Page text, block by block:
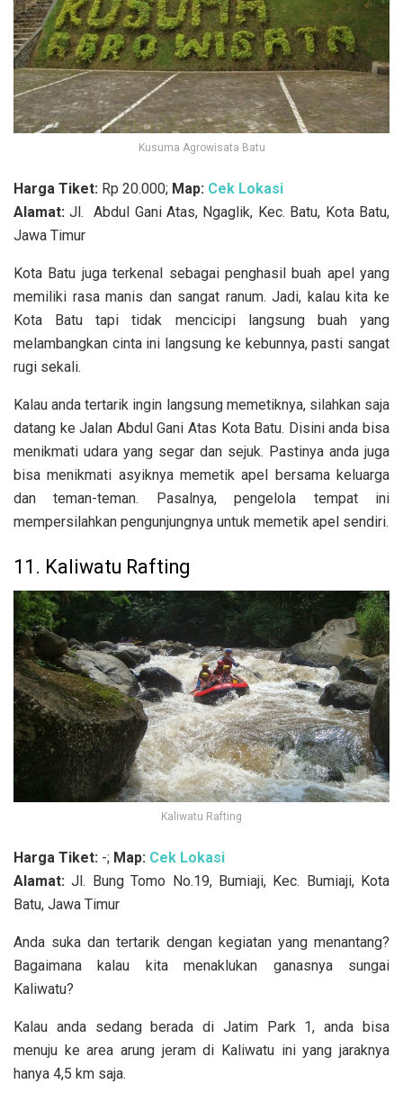
Kusuma Agrowisata Batu
Harga Tiket: Rp 20.000; Map: Cek Lokasi
Alamat: Jl. Abdul Gani Atas, Ngaglik, Kec. Batu, Kota Batu,
Jawa Timur
Kota Batu juga terkenal sebagai penghasil buah apel yang
memiliki rasa manis dan sangat ranum. Jadi, kalau kita ke
Kota Batu tapi tidak mencicipi langsung buah yang
melambangkan cinta ini langsung ke kebunnya, pasti sangat
rugi sekali.
Kalau anda tertarik ingin langsung memetiknya, silahkan saja
datang keJalan Abdul Gani Atas Kota Batu. Disini anda bisa
menikmati udara yang segar dan sejuk. Pastinya anda juga
bisa menikmati asyiknya memetik apel bersama keluarga
dan teman-teman. Pasalnya, pengelola tempat ini
mempersilahkan pengunjungnya untuk memetik apel sendiri.
11. Kaliwatu Rafting
Kaliwatu Rafting
Harga Tiket: -; Map: Cek Lokasi
Alamat: Jl. Bung Tomo No.19, Bumiaji, Kec. Bumiaji, Kota
Batu, Jawa Timur
Anda suka dan tertarik dengan kegiatan yang menantang?
Bagaimana kalau kita menaklukan ganasnya sungai
Kaliwatu?
Kalau anda sedang berada di Jatim Park 1, anda bisa
menuju ke area arung jeram di Kaliwatu ini yang jaraknya
hanya 4,5 km saja.